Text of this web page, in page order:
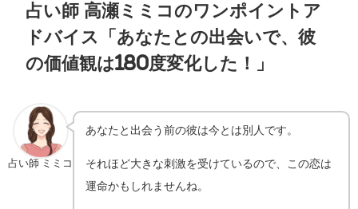
占い師 高瀬ミミコのワンポイントア
ドバイス「あなたとの出会いで、彼
の価値観は180度変化した！」
占い師 ミミコ
あなたと出会う前の彼は今とは別人です。
それほど大きな刺激を受けているので、この恋は
運命かもしれませんね。